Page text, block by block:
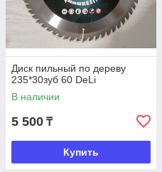
Диск пильный по дереву
235*30зуб 60 DeLi
В наличии
5 500 ₸
Купить